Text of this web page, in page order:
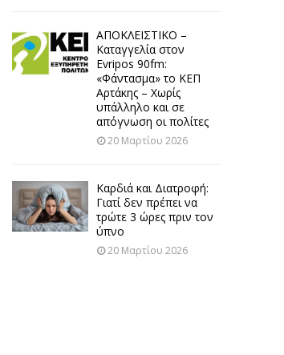
ΑΠΟΚΛΕΙΣΤΙΚΟ –
Καταγγελία στον
Evripos 90fm:
«Φάντασμα» το ΚΕΠ
Αρτάκης – Χωρίς
υπάλληλο και σε
απόγνωση οι πολίτες
20 Μαρτίου 2026
Καρδιά και Διατροφή:
Γιατί δεν πρέπει να
τρώτε 3 ώρες πριν τον
ύπνο
20 Μαρτίου 2026